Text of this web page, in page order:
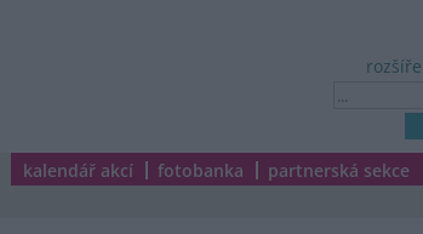
kalendář akcí fotobanka partnerská sekce